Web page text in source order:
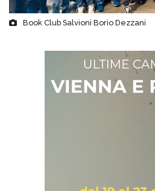
Book Club Salvioni Borio Dezzani